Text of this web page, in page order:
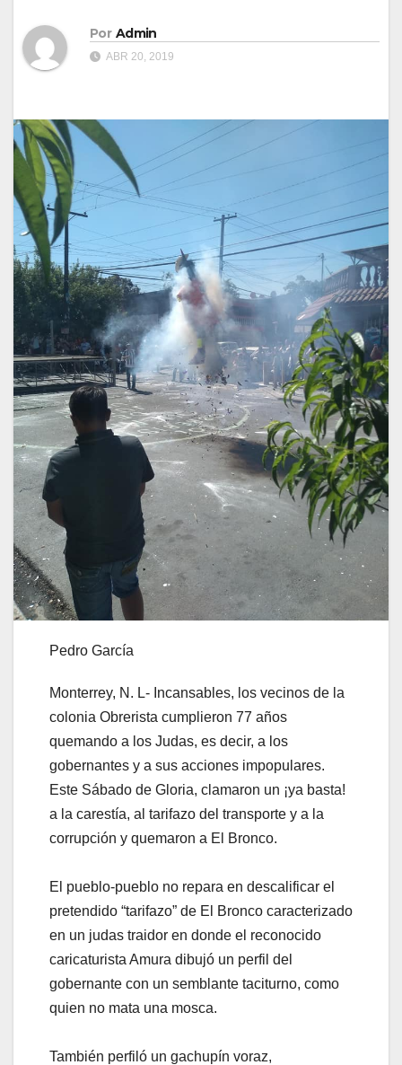
Por Admin
ABR 20, 2019
Pedro García
Monterrey, N. L- Incansables, los vecinos de la
colonia Obrerista cumplieron 77 años
quemando a los Judas, es decir, a los
gobernantes y a sus acciones impopulares.
Este Sábado de Gloria, clamaron un ¡ya basta!
a la carestía, al tarifazo del transporte y a la
corrupción y quemaron a El Bronco.
El pueblo-pueblo no repara en descalificar el
pretendido “tarifazo” de El Bronco caracterizado
en un judas traidor en donde el reconocido
caricaturista Amura dibujó un perfil del
gobernante con un semblante taciturno, como
quien no mata una mosca.
También perfiló un gachupín voraz,